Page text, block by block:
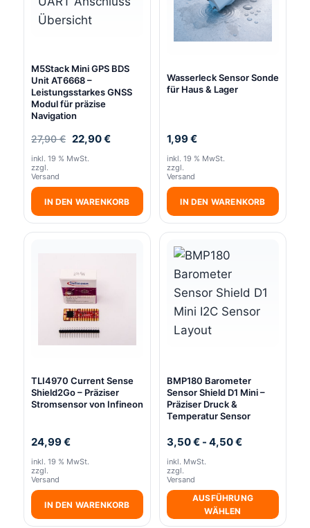
M5Stack Mini GPS BDS
Unit AT6668 –
Leistungsstarkes GNSS
Modul für präzise
Navigation
27,90€ Ursprünglicher
war:
22,90€Aktueller
inkl. 19 % MwSt.
zzgl.
Versand
IN DEN WARENKORB
Wasserleck Sensor Sonde
für Haus & Lager
1,99€
inkl. 19 % MwSt.
zzgl.
Versand
IN DEN WARENKORB
TLI4970 Current Sense
Shield2Go – Präziser
Stromsensor von Infineon
24,99€
inkl. 19 % MwSt.
zzgl.
Versand
IN DEN WARENKORB
BMP180 Barometer
Sensor Shield D1 Mini –
Präziser Druck &
Temperatur Sensor
3,50€ - 4,50€
inkl. MwSt.
zzgl.
Versand
AUSFÜHRUNG
WÄHLEN